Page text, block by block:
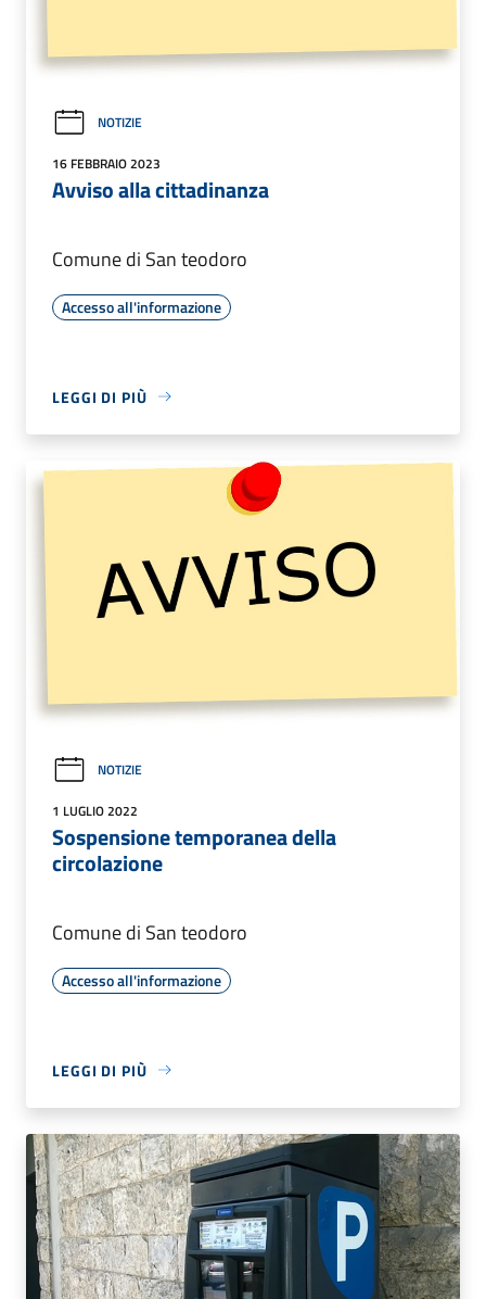
NOTIZIE
16 FEBBRAIO 2023
Avviso alla cittadinanza
Comune di San teodoro
Accesso all'informazione
LEGGI DI PIÙ
NOTIZIE
1 LUGLIO 2022
Sospensione temporanea della
circolazione
Comune di San teodoro
Accesso all'informazione
LEGGI DI PIÙ